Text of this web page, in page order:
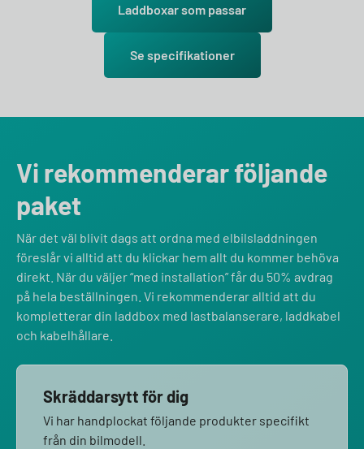
Laddboxar som passar
Se specifikationer
Vi rekommenderar följande
paket
När det väl blivit dags att ordna med elbilsladdningen
föreslår vi alltid att du klickar hem allt du kommer behöva
direkt. När du väljer “med installation” får du 50% avdrag
på hela beställningen. Vi rekommenderar alltid att du
kompletterar din laddbox med lastbalanserare, laddkabel
och kabelhållare.
Skräddarsytt för dig
Vi har handplockat följande produkter specifikt
från din bilmodell.